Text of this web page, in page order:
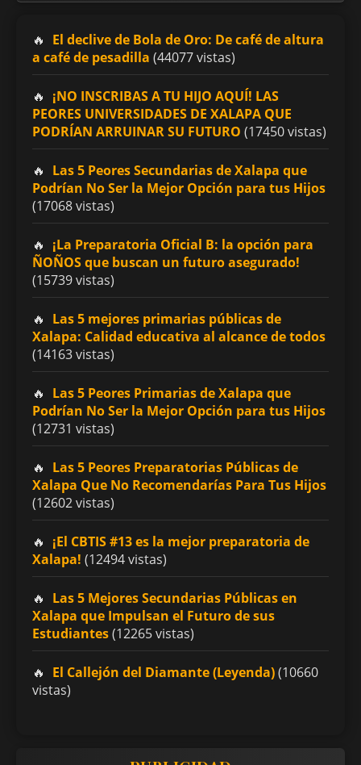
El declive de Bola de Oro: De café de altura
a café de pesadilla (44077 vistas)
¡NO INSCRIBAS A TU HIJO AQUÍ! LAS
PEORES UNIVERSIDADES DE XALAPA QUE
PODRÍAN ARRUINAR SU FUTURO (17450 vistas)
Las 5 Peores Secundarias de Xalapa que
Podrían No Ser la Mejor Opción para tus Hijos
(17068 vistas)
¡La Preparatoria Oficial B: la opción para
ÑOÑOS que buscan un futuro asegurado!
(15739 vistas)
Las 5 mejores primarias públicas de
Xalapa: Calidad educativa al alcance de todos
(14163 vistas)
Las 5 Peores Primarias de Xalapa que
Podrían No Ser la Mejor Opción para tus Hijos
(12731 vistas)
Las 5 Peores Preparatorias Públicas de
Xalapa Que No Recomendarías Para Tus Hijos
(12602 vistas)
¡El CBTIS #13 es la mejor preparatoria de
Xalapa! (12494 vistas)
Las 5 Mejores Secundarias Públicas en
Xalapa que Impulsan el Futuro de sus
Estudiantes(12265 vistas)
El Callejón del Diamante (Leyenda)(10660
vistas)